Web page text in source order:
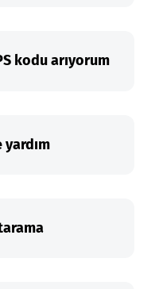
kodu arıyorum
yardım